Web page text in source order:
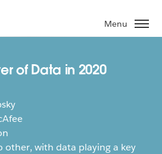
Menu
of Data in 2020
other, with data playing a key